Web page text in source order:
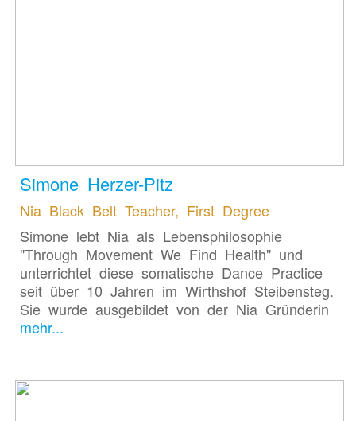
Simone Herzer-Pitz
Nia Black Belt Teacher, First Degree
Simone lebt Nia als Lebensphilosophie
"Through Movement We Find Health" und
unterrichtet diese somatische Dance Practice
seit über 10 Jahren im Wirthshof Steibensteg.
Sie wurde ausgebildet von der Nia Gründerin
mehr...